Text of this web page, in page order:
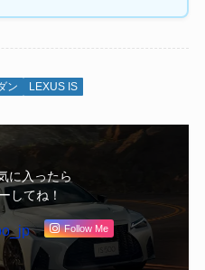
ン LEXUS IS
に入ったら
してね！
Follow Me